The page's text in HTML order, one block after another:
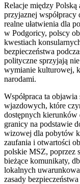
Relacje między Polską
przyjaznej współpracy
realne ułatwienia dla
w Podgoricy, polscy
kwestiach
bezpieczeństwa
polityczne sprzyjają
wymianie kulturowej,
narodami.
Współpraca ta
wjazdowych, które
dostępnych
granicy na podstawie
wizowej dla pobytów
zaufania i otwartości
polskie MSZ, poprzez
bieżące komunikaty,
lokalnych
zasady